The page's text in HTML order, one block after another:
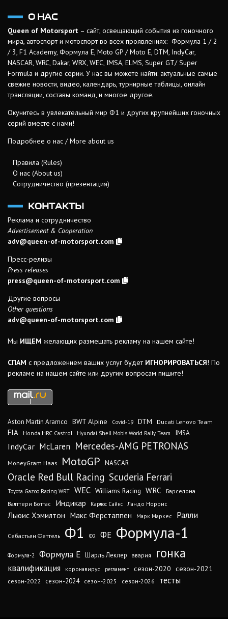
О НАС
Queen of Motorsport – сайт, освещающий события из гоночного
мира, автоспорт и мотоспорт во всех проявлениях: Формула 1 / 2
/ 3, F1 Academy, Формула Е, Moto GP / Moto E, DTM, IndyCar,
NASCAR, WRC, Dakar, WRX, WEC, IMSA, ELMS, Super GT/ Super
Formula и другие серии. У нас вы можете найти: актуальные самые
свежие новости, видео, календарь, турнирные таблицы, онлайн
трансляции, составы команд, и многое другое.
Окунитесь в увлекательный мир Ф1 и других крупнейших гоночных
серий вместе с нами!
Подробнее о нас / More about us
Правила (Rules)
О нас (About us)
Сотрудничество (презентация)
КОНТАКТЫ
Реклама и сотрудничество
Advertisement & Cooperation
adv@queen-of-motorsport.com
Пресс-релизы
Press releases
press@queen-of-motorsport.com
Другие вопросы
Other questions
adv@queen-of-motorsport.com
Мы ИЩЕМ желающих размещать рекламу на нашем сайте!
СПАМ с предложением ваших услуг будет ИГНОРИРОВАТЬСЯ! По
рекламе на нашем сайте или другим вопросам пишите!
Aston Martin Aramco BWT Alpine Covid-19 DTM Ducati Lenovo Team
FIA Honda HRC Castrol Hyundai Shell Mobis World Rally Team IMSA
IndyCar McLaren Mercedes-AMG PETRONAS
MoneyGram Haas MotoGP NASCAR
Oracle Red Bull Racing Scuderia Ferrari
Toyota Gazoo Racing WRT WEC Williams Racing WRC
Барселона
Валттери Боттас
Индикар Карлос Сайнс Ландо Норрис
Льюис Хэмилтон Макс Ферстаппен Марк Маркес Ралли
Себастьян Феттель Ф1 Ф2 ФЕ Формула-1
Формула-2 Формула Е Шарль Леклер авария гонка
квалификация коронавирус регламент сезон-2020 сезон-2021
сезон-2022 сезон-2024 сезон-2025 сезон-2026 тесты